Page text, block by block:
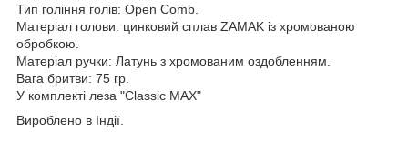
Тип гоління голів: Open Comb.
Матеріал голови: цинковий сплав ZAMAK із хромованою
обробкою.
Матеріал ручки: Латунь з хромованим оздобленням.
Вага бритви: 75 гр.
У комплекті леза "Classic MAX"
Вироблено в Індії.